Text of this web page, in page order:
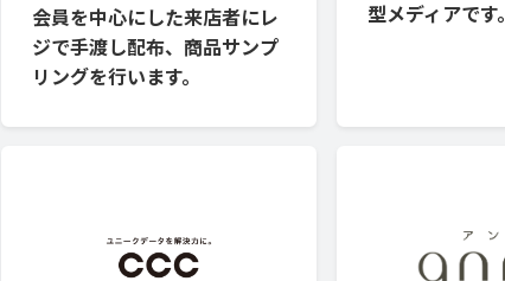
会員を中心にした来店者にレ
ジで手渡し配布、商品サンプ
リングを行います。
型メディアです。